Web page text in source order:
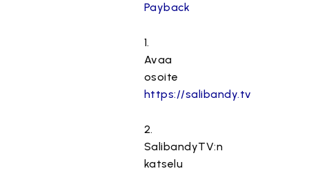
Payback
1.
Avaa
osoite
https://salibandy.tv
2.
SalibandyTV:n
katselu